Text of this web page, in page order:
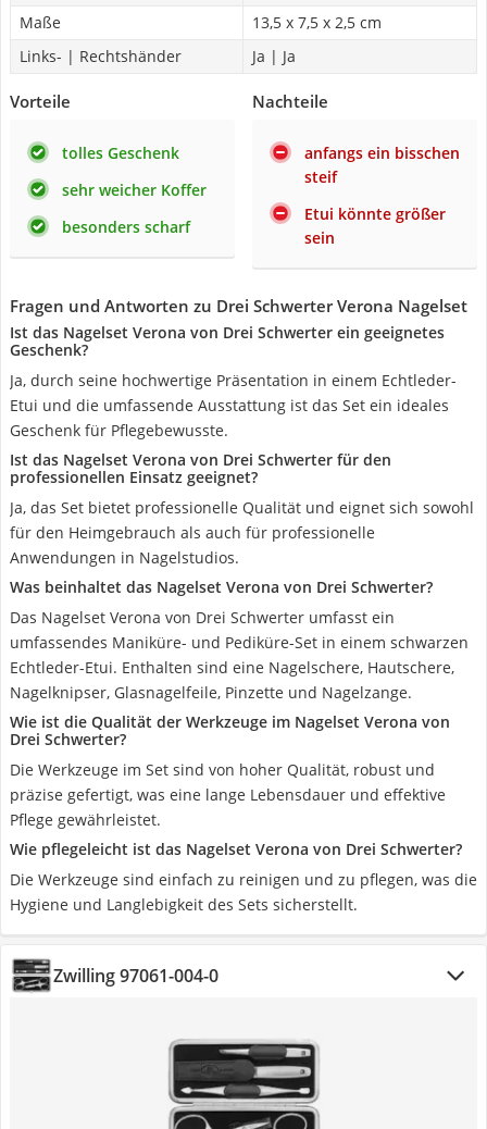
Maße
13,5 x 7,5 x 2,5 cm
Links- | Rechtshänder
Ja | Ja
Vorteile
tolles Geschenk
sehr weicher Koffer
besonders scharf
Nachteile
anfangs ein bisschen
steif
Etui könnte größer
sein
Fragen und Antworten zu Drei Schwerter Verona Nagelset
Ist das Nagelset Verona von Drei Schwerter ein geeignetes
Geschenk?
Ja, durch seine hochwertige Präsentation in einem Echtleder-
Etui und die umfassende Ausstattung ist das Set ein ideales
Geschenk für Pflegebewusste.
Ist das Nagelset Verona von Drei Schwerter für den
professionellen Einsatz geeignet?
Ja, das Set bietet professionelle Qualität und eignet sich sowohl
für den Heimgebrauch als auch für professionelle
Anwendungen in Nagelstudios.
Was beinhaltet das Nagelset Verona von Drei Schwerter?
Das Nagelset Verona von Drei Schwerter umfasst ein
umfassendes Maniküre- und Pediküre-Set in einem schwarzen
Echtleder-Etui. Enthalten sind eine Nagelschere, Hautschere,
Nagelknipser, Glasnagelfeile, Pinzette und Nagelzange.
Wie ist die Qualität der Werkzeuge im Nagelset Verona von
Drei Schwerter?
Die Werkzeuge im Set sind von hoher Qualität, robust und
präzise gefertigt, was eine lange Lebensdauer und effektive
Pflege gewährleistet.
Wie pflegeleicht ist das Nagelset Verona von Drei Schwerter?
Die Werkzeuge sind einfach zu reinigen und zu pflegen, was die
Hygiene und Langlebigkeit des Sets sicherstellt.
Zwilling 97061-004-0